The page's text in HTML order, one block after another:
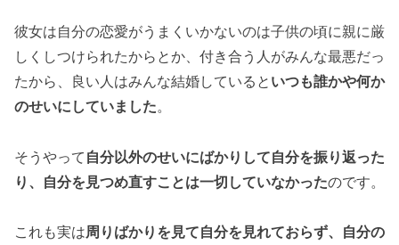
彼女は自分の恋愛がうまくいかないのは子供の頃に親に厳
しくしつけられたからとか、付き合う人がみんな最悪だっ
たから、良い人はみんな結婚していると いつも誰かや何か
のせいにしていました。
そうやって 自分以外のせいにばかりして自分を振り返った
り、自分を見つめ直すことは一切していなかったのです。
これも実は周りばかりを見て自分を見れておらず、自分の